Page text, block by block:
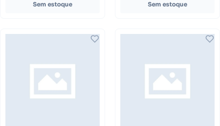
Sem estoque Sem estoque